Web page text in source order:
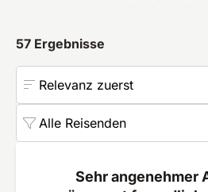
57 Ergebnisse
Relevanz zuerst
Alle Reisenden
Sehr angenehmer